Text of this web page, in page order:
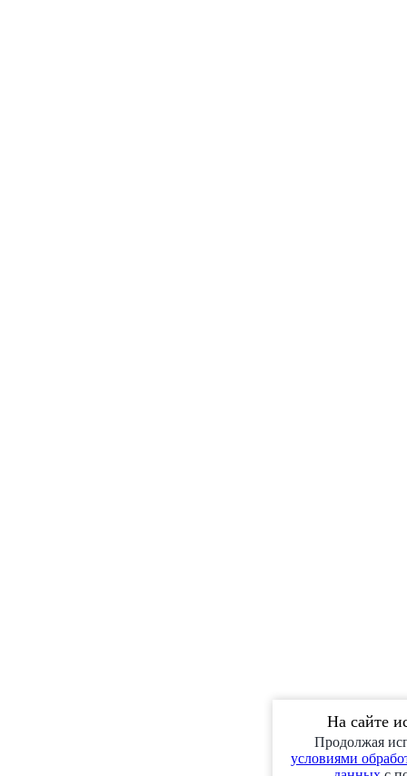
На сайте
Продолжая
условиями